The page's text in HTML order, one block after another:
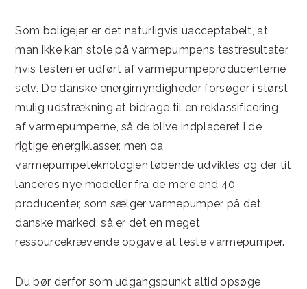
Som boligejer er det naturligvis uacceptabelt, at
man ikke kan stole på varmepumpens testresultater,
hvis testen er udført af varmepumpeproducenterne
selv. De danske energimyndigheder forsøger i størst
mulig udstrækning at bidrage til en reklassificering
af varmepumperne, så de blive indplaceret i de
rigtige energiklasser, men da
varmepumpeteknologien løbende udvikles og der tit
lanceres nye modeller fra de mere end 40
producenter, som sælger varmepumper på det
danske marked, så er det en meget
ressourcekrævende opgave at teste varmepumper.
Du bør derfor som udgangspunkt altid opsøge